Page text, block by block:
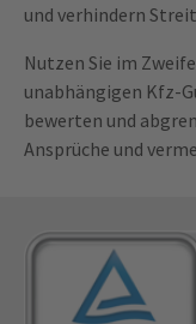
und verhindern
Nutzen Sie im
unabhängigen Kfz-
bewerten und
Ansprüche und